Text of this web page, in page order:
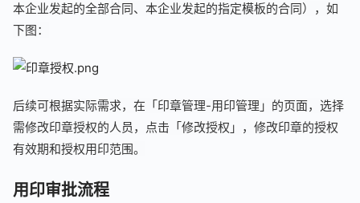
本企业发起的全部合同、本企业发起的指定模板的合同），如
下图：
后续可根据实际需求，在「印章管理-用印管理」的页面，选择
需修改印章授权的人员，点击「修改授权」，修改印章的授权
有效期和授权用印范围。
用印审批流程